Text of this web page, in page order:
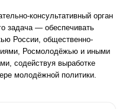
консультативный орган
задача — обеспечивать
России, общественно-
Росмолодёжью и иными
содействуя выработке
молодёжной политики.